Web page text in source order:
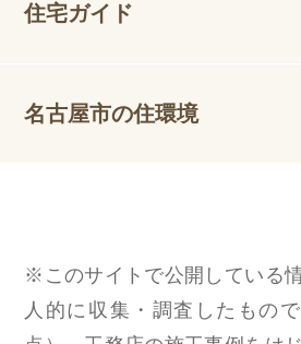
住宅ガイド
名古屋市の住環境
※このサイトで公開している
人的に収集・調査したもの